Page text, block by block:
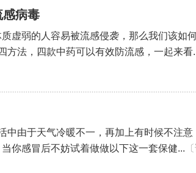
感病毒
虚弱的人容易被流感侵袭，那么我们该如
方法，四款中药可以有效防流感，一起来看
中由于天气冷暖不一，再加上有时候不注意
你感冒后不妨试着做做以下这一套保健...